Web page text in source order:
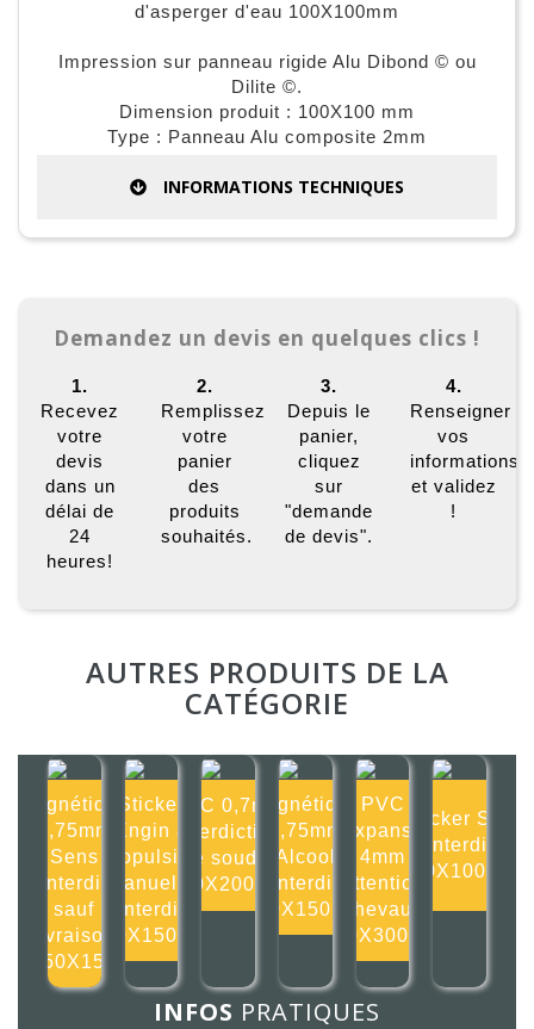
d'asperger d'eau 100X100mm
Impression sur panneau rigide Alu Dibond © ou
Dilite ©.
Dimension produit : 100X100 mm
Type : Panneau Alu composite 2mm
INFORMATIONS TECHNIQUES
Demandez un devis en quelques clics !
1.
Recevez
votre
devis
dans un
délai de
24
heures!
2.
Remplissez
votre
panier
des
produits
souhaités.
3.
Depuis le
panier,
cliquez
sur
"demande
de devis".
4.
Renseigner
vos
informations
et validez
!
AUTRES PRODUITS DE LA
CATÉGORIE
Magnétique
0,75mm
Sens
interdit
sauf
livraison
150X150
Sticker
Engin à
propulsion
manuelle
interdit
150X150mm
PVC 0,7mm
Interdiction
de souder
200X200mm
Magnétique
0,75mm
Alcool
interdit
150X150mm
PVC
Expansé
4mm
Attention
chevaux
300X300mm
Sticker Surf
interdit
100X100mm
INFOS PRATIQUES